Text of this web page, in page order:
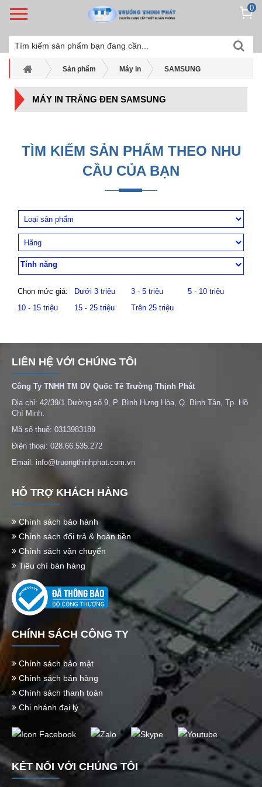
0
Sản phẩm Máy in SAMSUNG
Máy in trắng đen Samsung
MÁY IN TRẮNG ĐEN SAMSUNG
TÌM KIẾM SẢN PHẨM THEO NHU
CẦU CỦA BẠN
Tính năng
Chọn mức giá: Dưới 3 triệu 3 - 5 triệu
5 - 10 triệu
10 - 15 triệu
15 - 25 triệu Trên 25 triệu
LIÊN HỆ VỚI CHÚNG TÔI
Công Ty TNHH TM DV Quốc Tế Trường Thịnh Phát
Địa chỉ: 42/39/1 Đường số 9, P. Bình Hưng Hòa, Q. Bình Tân, Tp. Hồ
Chí Minh.
Mã số thuế: 0313983189
Điện thoại: 028.66.535.272
Email: info@truongthinhphat.com.vn
HỖ TRỢ KHÁCH HÀNG
Chính sách bảo hành
Chính sách đổi trả & hoàn tiền
Chính sách vận chuyển
Tiêu chí bán hàng
CHÍNH SÁCH CÔNG TY
Chính sách bảo mật
Chính sách bán hàng
Chính sách thanh toán
Chi nhánh đại lý
KẾT NỐI VỚI CHÚNG TÔI